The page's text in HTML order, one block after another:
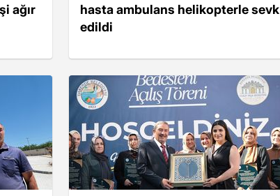
ağır
hasta ambulans helikopterle sevk
edildi